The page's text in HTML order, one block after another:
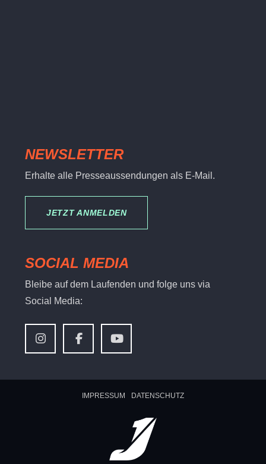
NEWSLETTER
Erhalte alle Presseaussendungen als E-Mail.
JETZT ANMELDEN
SOCIAL MEDIA
Bleibe auf dem Laufenden und folge uns via
Social Media:
IMPRESSUM DATENSCHUTZ